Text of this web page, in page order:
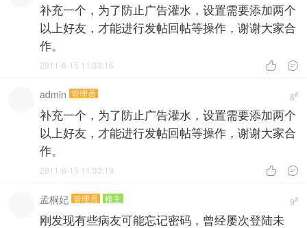
补充一个，为了防止广告灌水，设置需要添加两个
以上好友，才能进行发帖回帖等操作，谢谢大家合
作。
 
2011-6-15 11:33:16
8#
admin 管理员
补充一个，为了防止广告灌水，设置需要添加两个
以上好友，才能进行发帖回帖等操作，谢谢大家合
作。
 
2011-6-15 11:33:19
9#
孟桐妃 管理员 楼主
刚发现有些病友可能忘记密码，曾经屡次登陆未